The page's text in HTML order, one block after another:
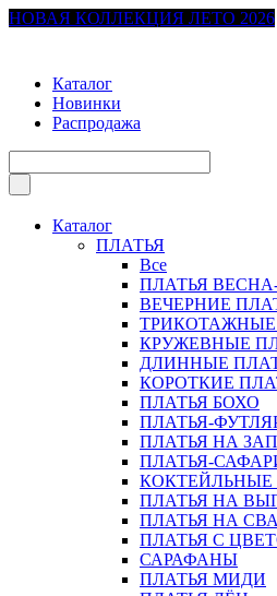
НОВАЯ КОЛЛЕКЦИЯ ЛЕТО 2026
Каталог
Новинки
Распродажа
Каталог
ПЛАТЬЯ
Все
ПЛАТЬЯ
ВЕЧЕРНИЕ
ТРИКОТАЖНЫЕ
КРУЖЕВНЫЕ
ДЛИННЫЕ
КОРОТКИЕ
ПЛАТЬЯ БОХО
ПЛАТЬЯ-
ПЛАТЬЯ НА
ПЛАТЬЯ-
КОКТЕЙЛЬНЫЕ
ПЛАТЬЯ НА
ПЛАТЬЯ НА
ПЛАТЬЯ С
САРАФАНЫ
ПЛАТЬЯ МИДИ